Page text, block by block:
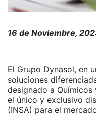
16 de Noviembre,
El Grupo Dynasol, en
soluciones
designado a
el único y exclusivo
(INSA) para el